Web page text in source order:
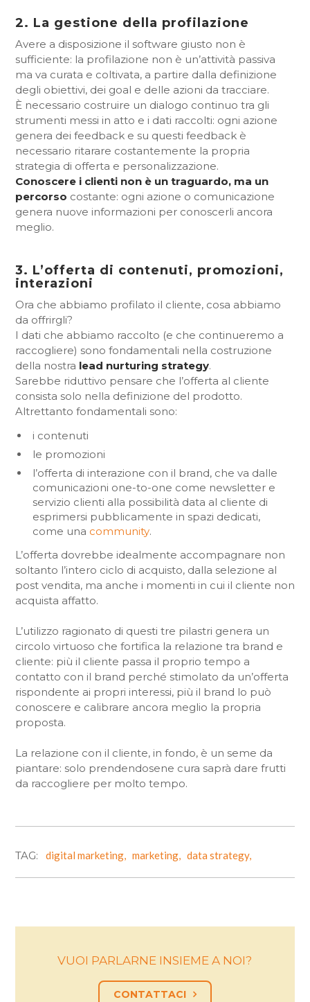
2. La gestione della profilazione
Avere a disposizione il software giusto non è
sufficiente: la profilazione non è un’attività passiva
ma va curata e coltivata, a partire dalla definizione
degli obiettivi, dei goal e delle azioni da tracciare.
È necessario costruire un dialogo continuo tra gli
strumenti messi in atto e i dati raccolti: ogni azione
genera dei feedback e su questi feedback è
necessario ritarare costantemente la propria
strategia di offerta e personalizzazione.
Conoscere i clienti non è un traguardo, ma un
percorso costante: ogni azione o comunicazione
genera nuove informazioni per conoscerli ancora
meglio.
3. L’offerta di contenuti, promozioni,
interazioni
Ora che abbiamo profilato il cliente, cosa abbiamo
da offrirgli?
I dati che abbiamo raccolto (e che continueremo a
raccogliere) sono fondamentali nella costruzione
della nostra lead nurturing strategy.
Sarebbe riduttivo pensare che l’offerta al cliente
consista solo nella definizione del prodotto.
Altrettanto fondamentali sono:
i contenuti
le promozioni
l’offerta di interazione con il brand, che va dalle
comunicazioni one-to-one come newsletter e
servizio clienti alla possibilità data al cliente di
esprimersi pubblicamente in spazi dedicati,
come una community.
L’offerta dovrebbe idealmente accompagnare non
soltanto l’intero ciclo di acquisto, dalla selezione al
post vendita, ma anche i momenti in cui il cliente non
acquista affatto.
L’utilizzo ragionato di questi tre pilastri genera un
circolo virtuoso che fortifica la relazione tra brand e
cliente: più il cliente passa il proprio tempo a
contatto con il brand perché stimolato da un’offerta
rispondente ai propri interessi, più il brand lo può
conoscere e calibrare ancora meglio la propria
proposta.
La relazione con il cliente, in fondo, è un seme da
piantare: solo prendendosene cura saprà dare frutti
da raccogliere per molto tempo.
TAG: digital marketing, marketing, data strategy,
VUOI PARLARNE INSIEME A NOI?
CONTATTACI